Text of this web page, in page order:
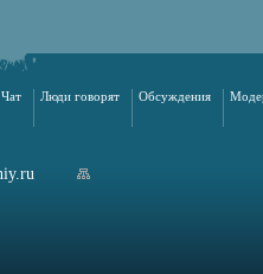
Чат Люди говорят Обсуждения
geniy.ru